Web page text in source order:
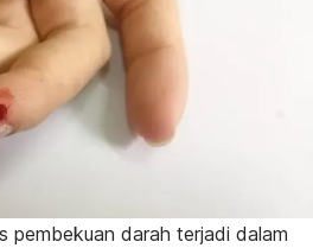
pembekuan darah terjadi dalam